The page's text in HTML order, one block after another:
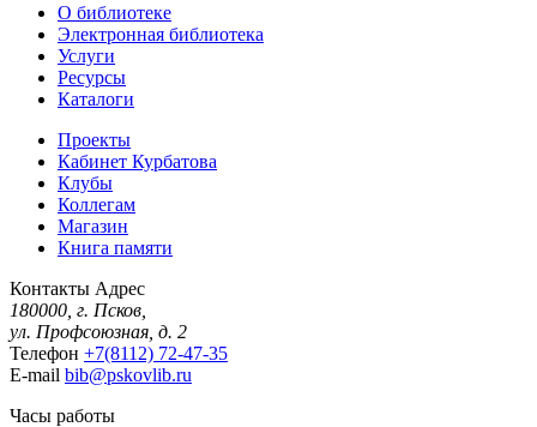
О библиотеке
Электронная библиотека
Услуги
Ресурсы
Каталоги
Проекты
Кабинет Курбатова
Клубы
Коллегам
Магазин
Книга памяти
Контакты Адрес
180000, г. Псков,
ул. Профсоюзная, д. 2
Телефон +7(8112) 72-47-35
E-mail bib@pskovlib.ru
Часы работы